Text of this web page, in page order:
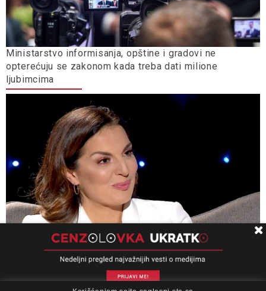
Ministarstvo informisanja, opštine i gradovi ne
opterećuju se zakonom kada treba dati milione
ljubimcima
Nova.rs saznaje: RTS kupio pet automobila za 200.000
evra, među njima navodno i „volvo“ koji vozi direktorka